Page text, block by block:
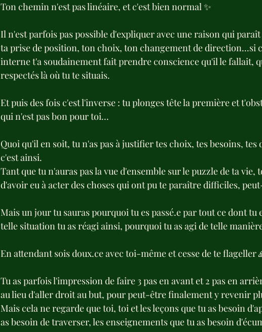
Ton chemin n'est pas linéaire, et c'est bien normal ✨
Il n'est parfois pas possible d'expliquer avec une raison qui
ta prise de position, ton choix, ton changement de direction...si
interne t'a soudainement fait prendre conscience qu'il le fallait,
respectés là où tu te situais.
Et puis des fois c'est l'inverse : tu plonges tête la première et
qui n'est pas bon pour toi...
Quoi qu'il en soit, tu n'as pas à justifier tes choix, tes besoins, tes
c'est ainsi.
Tant que tu n'auras pas la vue d'ensemble sur le puzzle de ta
d'avoir eu à acter des choses qui ont pu te paraître difficiles,
Mais un jour tu sauras pourquoi tu es passé.e par tout ce dont tu
telle situation tu as réagi ainsi, pourquoi tu as agi de telle
En attendant sois doux.ce avec toi-même et cesse de te flageller
Tu as parfois l'impression de faire 3 pas en avant et 2 pas en
au lieu d'aller droit au but, pour peut-être finalement y revenir
Mais cela ne regarde que toi, toi et les leçons que tu as besoin
as besoin de traverser, les enseignements que tu as besoin